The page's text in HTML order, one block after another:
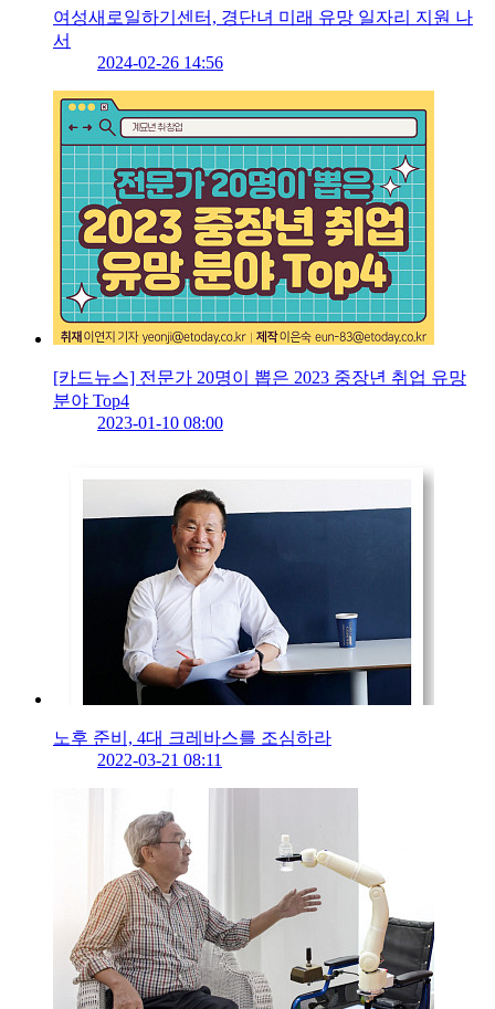
여성새로일하기센터, 경단녀 미래 유망 일자리 지원 나
서
2024-02-26 14:56
[카드뉴스] 전문가 20명이 뽑은 2023 중장년 취업 유망
분야 Top4
2023-01-10 08:00
노후 준비, 4대 크레바스를 조심하라
2022-03-21 08:11